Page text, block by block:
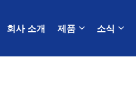
회사 소개 제품 소식